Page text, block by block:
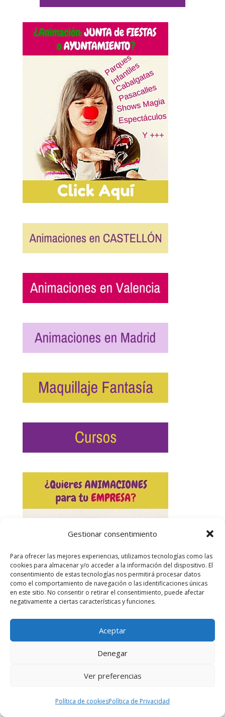
Gestionar consentimiento
Para ofrecer las mejores experiencias, utilizamos tecnologías como las
cookies para almacenar y/o acceder a la información del dispositivo. El
consentimiento de estas tecnologías nos permitirá procesar datos
como el comportamiento de navegación o las identificaciones únicas
en este sitio. No consentir o retirar el consentimiento, puede afectar
negativamente a ciertas características y funciones.
Aceptar
Denegar
Ver preferencias
Política de cookiesPolítica de Privacidad